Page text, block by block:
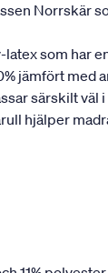
Norrskär
som
jämfört med
särskilt
hjälper